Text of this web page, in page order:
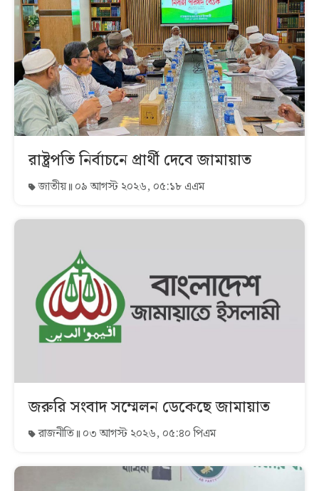
রাষ্ট্রপতি নির্বাচনে প্রার্থী দেবে জামায়াত
জাতীয় ০৯ আগস্ট ২০২৬, ০৫:১৮ এএম
জরুরি সংবাদ সম্মেলন ডেকেছে জামায়াত
রাজনীতি ০৩ আগস্ট ২০২৬, ০৫:৪০ পিএম